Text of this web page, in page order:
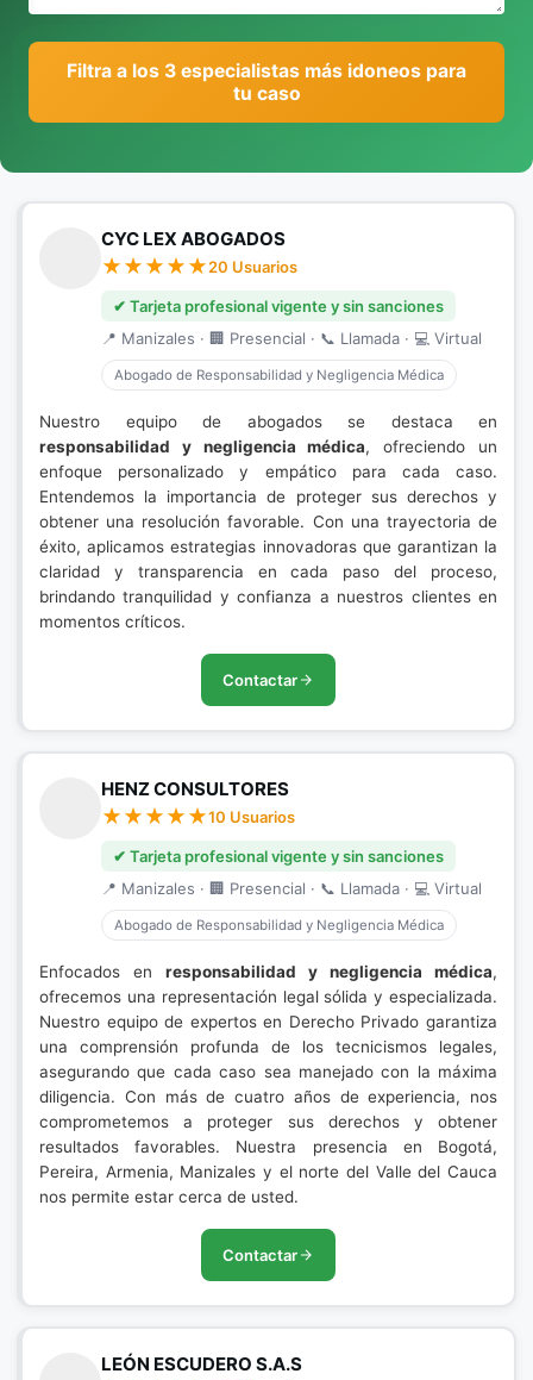
Filtra a los 3 especialistas más idoneos para
tu caso
CYC LEX ABOGADOS
20 Usuarios
✔ Tarjeta profesional vigente y sin sanciones
📍 Manizales · 🏢 Presencial · 📞 Llamada · 💻 Virtual
Abogado de Responsabilidad y Negligencia Médica
Nuestro equipo de abogados se destaca en
responsabilidad y negligencia médica, ofreciendo un
enfoque personalizado y empático para cada caso.
Entendemos la importancia de proteger sus derechos y
obtener una resolución favorable. Con una trayectoria de
éxito, aplicamos estrategias innovadoras que garantizan la
claridad y transparencia en cada paso del proceso,
brindando tranquilidad y confianza a nuestros clientes en
momentos críticos.
Contactar
HENZ CONSULTORES
10 Usuarios
✔ Tarjeta profesional vigente y sin sanciones
📍 Manizales · 🏢 Presencial · 📞 Llamada · 💻 Virtual
Abogado de Responsabilidad y Negligencia Médica
Enfocados en responsabilidad y negligencia médica,
ofrecemos una representación legal sólida y especializada.
Nuestro equipo de expertos en Derecho Privado garantiza
una comprensión profunda de los tecnicismos legales,
asegurando que cada caso sea manejado con la máxima
diligencia. Con más de cuatro años de experiencia, nos
comprometemos a proteger sus derechos y obtener
resultados favorables. Nuestra presencia en Bogotá,
Pereira, Armenia, Manizales y el norte del Valle del Cauca
nos permite estar cerca de usted.
Contactar
LEÓN ESCUDERO S.A.S